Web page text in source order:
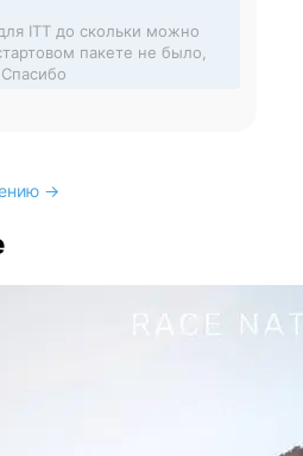
ITT до скольки можно
пакете не было,
→